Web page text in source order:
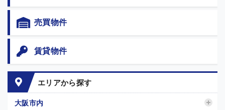
売買物件
賃貸物件
エリアから探す
大阪市内